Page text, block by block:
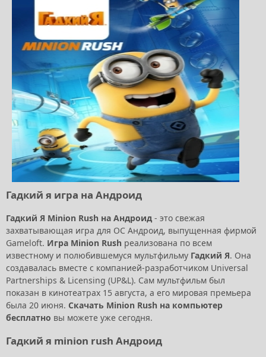
Гадкий я игра на Андроид
Гадкий Я Minion Rush на Андроид - это свежая
захватывающая игра для ОС Андроид, выпущенная фирмой
Gameloft. Игра Minion Rush реализована по всем
известному и полюбившемуся мультфильму Гадкий Я. Она
создавалась вместе с компанией-разработчиком Universal
Partnerships & Licensing (UP&L). Сам мультфильм был
показан в кинотеатрах 15 августа, а его мировая премьера
была 20 июня. Скачать Minion Rush на компьютер
бесплатно вы можете уже сегодня.
Гадкий я minion rush Андроид